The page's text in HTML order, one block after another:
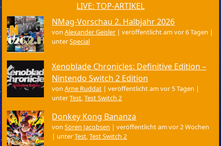
LIVE: TOP-ARTIKEL
NMag-Vorschau 2. Halbjahr 2026
vonAlexander Geisler |veröffentlicht am vor 6 Tagen |
unterSpecial
Xenoblade Chronicles: Definitive Edition –
Nintendo Switch 2 Edition
vonArne Ruddat |veröffentlicht am vor 5 Tagen |
unterTest,Test Switch 2
Donkey Kong Bananza
vonSören Jacobsen |veröffentlicht am vor 2 Wochen
| unterTest,Test Switch 2